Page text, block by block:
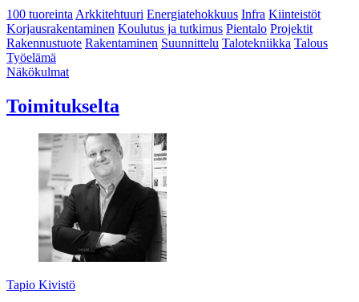
100 tuoreintaArkkitehtuuri Energiatehokkuus Infra Kiinteistöt
Korjausrakentaminen Koulutus ja tutkimus Pientalo Projektit
Rakennustuote Rakentaminen Suunnittelu Talotekniikka Talous
Työelämä
Näkökulmat
Toimitukselta
Tapio Kivistö